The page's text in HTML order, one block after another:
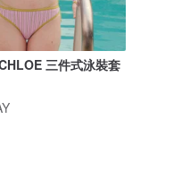
三件式泳裝套